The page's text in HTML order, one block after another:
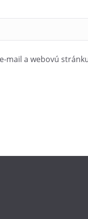
mail a webovú